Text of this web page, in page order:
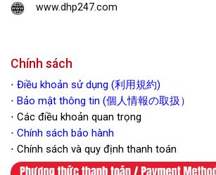
www.dhp247.com
Chính sách
⋅ Điều khoản sử dụng (利用規約)
⋅ Bảo mật thông tin (個人情報の取扱）
⋅ Các điều khoản quan trọng
⋅ Chính sách bảo hành
⋅ Chính sách và quy định thanh toán